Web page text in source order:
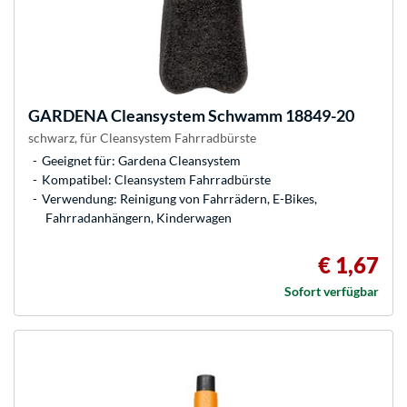
GARDENACleansystem Schwamm 18849-20
schwarz, für Cleansystem Fahrradbürste
Geeignet für: Gardena Cleansystem
Kompatibel: Cleansystem Fahrradbürste
Verwendung: Reinigung von Fahrrädern, E-Bikes,
Fahrradanhängern, Kinderwagen
€ 1,67
Sofort verfügbar